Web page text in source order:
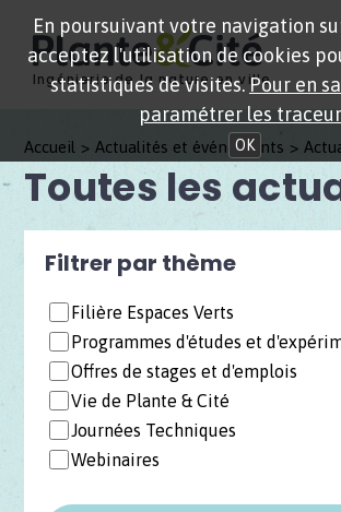
En poursuivant votre navigation
acceptez l'utilisation de cookies
statistiques de visites.Pour en
paramétrer les
OK
Ingénierie de la nature en ville
Accueil Actualités et événements
Toutes les
Filtrer par thème
Filière Espaces Verts
Programmes d'études et
Offres de stages et d'emplois
Vie de Plante & Cité
Journées Techniques
Webinaires